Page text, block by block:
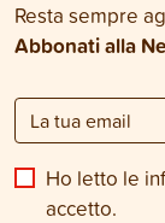
Resta sempre
Abbonati alla
Ho letto le
accetto.